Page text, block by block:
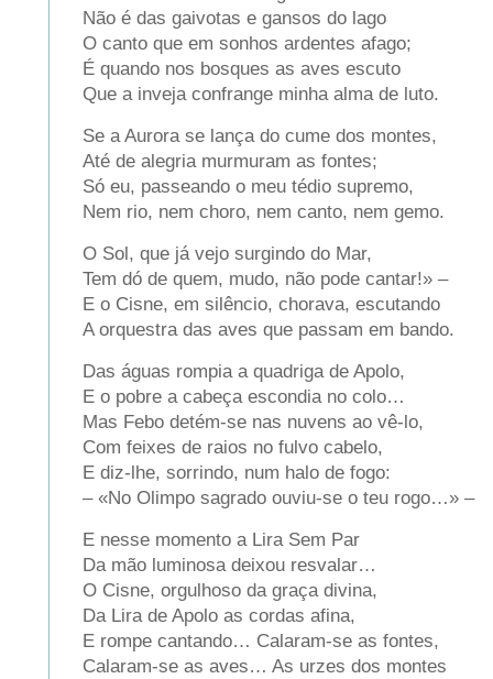
Não é das gaivotas e gansos do lago
O canto que em sonhos ardentes afago;
É quando nos bosques as aves escuto
Que a inveja confrange minha alma de luto.
Se a Aurora se lança do cume dos montes,
Até de alegria murmuram as fontes;
Só eu, passeando o meu tédio supremo,
Nem rio, nem choro, nem canto, nem gemo.
O Sol, que já vejo surgindo do Mar,
Tem dó de quem, mudo, não pode cantar!» –
E o Cisne, em silêncio, chorava, escutando
A orquestra das aves que passam em bando.
Das águas rompia a quadriga de Apolo,
E o pobre a cabeça escondia no colo…
Mas Febo detém-se nas nuvens ao vê-lo,
Com feixes de raios no fulvo cabelo,
E diz-lhe, sorrindo, num halo de fogo:
– «No Olimpo sagrado ouviu-se o teu rogo…» –
E nesse momento a Lira Sem Par
Da mão luminosa deixou resvalar…
O Cisne, orgulhoso da graça divina,
Da Lira de Apolo as cordas afina,
E rompe cantando… Calaram-se as fontes,
Calaram-se as aves… As urzes dos montes